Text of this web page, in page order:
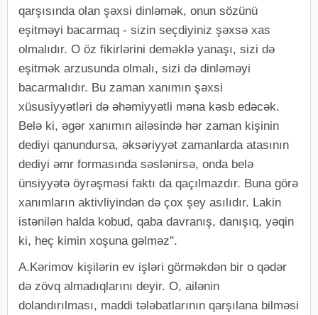
qarşısında olan şəxsi dinləmək, onun sözünü
eşitməyi bacarmaq - sizin seçdiyiniz şəxsə xas
olmalıdır. O öz fikirlərini deməklə yanaşı, sizi də
eşitmək arzusunda olmalı, sizi də dinləməyi
bacarmalıdır. Bu zaman xanımın şəxsi
xüsusiyyətləri də əhəmiyyətli məna kəsb edəcək.
Belə ki, əgər xanımın ailəsində hər zaman kişinin
dediyi qanundursa, əksəriyyət zamanlarda atasının
dediyi əmr formasında səslənirsə, onda belə
ünsiyyətə öyrəşməsi faktı da qaçılmazdır. Buna görə
xanımların aktivliyindən də çox şey asılıdır. Lakin
istənilən halda kobud, qaba davranış, danışıq, yəqin
ki, heç kimin xoşuna gəlməz".
A.Kərimov kişilərin ev işləri görməkdən bir o qədər
də zövq almadıqlarını deyir. O, ailənin
dolandırılması, maddi tələbatlarının qarşılana bilməsi